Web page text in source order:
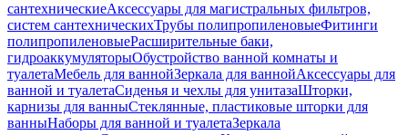
сантехническиеАксессуары для магистральных фильтров,
систем сантехническихТрубы полипропиленовыеФитинги
полипропиленовыеРасширительные баки,
гидроаккумуляторыОбустройство ванной комнаты и
туалетаМебель для ваннойЗеркала для ваннойАксессуары для
ванной и туалетаСиденья и чехлы для унитазаШторки,
карнизы для ванныСтеклянные, пластиковые шторки для
ванныНаборы для ванной и туалетаЗеркала